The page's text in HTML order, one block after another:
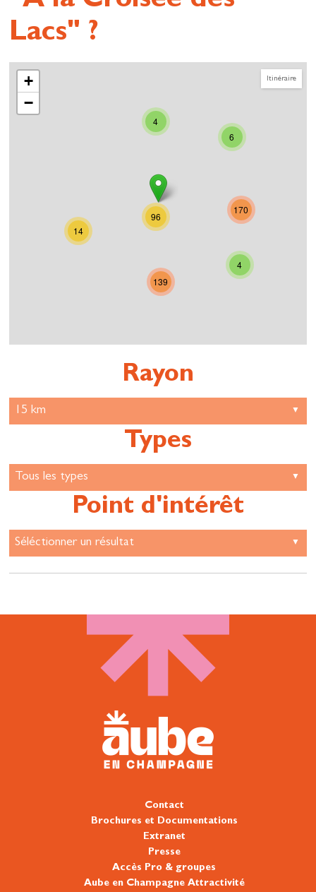
Lacs" ?
Itinéraire
4
6
14
4
139
170
96
+
−
Rayon
Types
Point d'intérêt
Contact
Brochures et Documentations
Extranet
Presse
Accès Pro & groupes
Aube en Champagne Attractivité